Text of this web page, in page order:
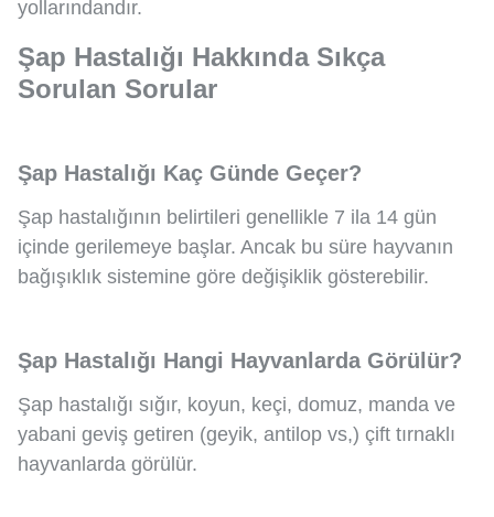
yollarındandır.
Şap Hastalığı Hakkında Sıkça
Sorulan Sorular
Şap Hastalığı Kaç Günde Geçer?
Şap hastalığının belirtileri genellikle 7 ila 14 gün
içinde gerilemeye başlar. Ancak bu süre hayvanın
bağışıklık sistemine göre değişiklik gösterebilir.
Şap Hastalığı Hangi Hayvanlarda Görülür?
Şap hastalığı sığır, koyun, keçi, domuz, manda ve
yabani geviş getiren (geyik, antilop vs,) çift tırnaklı
hayvanlarda görülür.